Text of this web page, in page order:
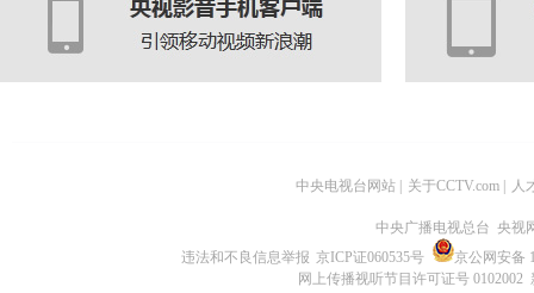
中央电视台网站 关于CCTV.com 人
中央广播电视总台 央视
违法和不良信息举报 京ICP证060535号
京公网安备
网上传播视听节目许可证号 0102002